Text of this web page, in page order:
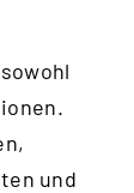
und